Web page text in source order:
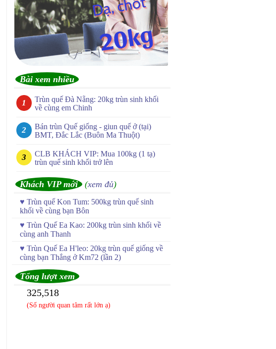
Bài xem nhiều
Trùn quế Đà Nẵng: 20kg trùn sinh khối
về cùng em Chinh
Bán trùn Quế giống - giun quế ở (tại)
BMT, Đắc Lắc (Buôn Ma Thuột)
CLB KHÁCH VIP: Mua 100kg (1 tạ)
trùn quế sinh khối trở lên
Khách VIP mới (xem đủ)
♥ Trùn quế Kon Tum: 500kg trùn quế sinh
khối về cùng bạn Bôn
♥ Trùn Quế Ea Kao: 200kg trùn sinh khối về
cùng anh Thanh
♥ Trùn Quế Ea H'leo: 20kg trùn quế giống về
cùng bạn Thắng ở Km72 (lần 2)
Tổng lượt xem
325,518
(Số người quan tâm rất lớn ạ)